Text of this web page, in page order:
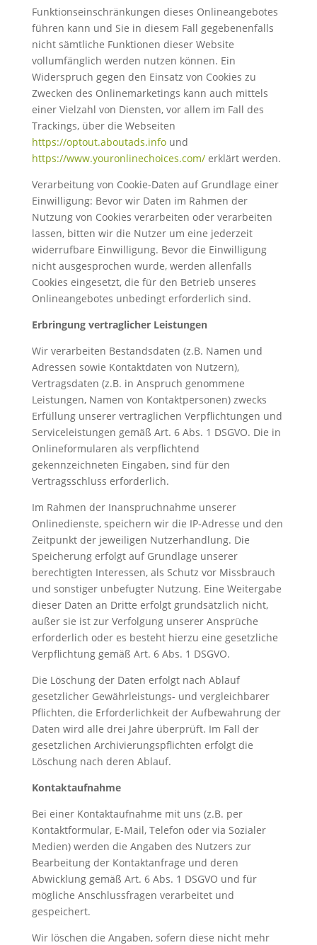
Funktionseinschränkungen dieses Onlineangebotes
führen kann und Sie in diesem Fall gegebenenfalls
nicht sämtliche Funktionen dieser Website
vollumfänglich werden nutzen können. Ein
Widerspruch gegen den Einsatz von Cookies zu
Zwecken des Onlinemarketings kann auch mittels
einer Vielzahl von Diensten, vor allem im Fall des
Trackings, über die Webseiten
https://optout.aboutads.infound
https://www.youronlinechoices.com/erklärt werden.
Verarbeitung von Cookie-Daten auf Grundlage einer
Einwilligung: Bevor wir Daten im Rahmen der
Nutzung von Cookies verarbeiten oder verarbeiten
lassen, bitten wir die Nutzer um eine jederzeit
widerrufbare Einwilligung. Bevor die Einwilligung
nicht ausgesprochen wurde, werden allenfalls
Cookies eingesetzt, die für den Betrieb unseres
Onlineangebotes unbedingt erforderlich sind.
Erbringung vertraglicher Leistungen
Wir verarbeiten Bestandsdaten (z.B. Namen und
Adressen sowie Kontaktdaten von Nutzern),
Vertragsdaten (z.B. in Anspruch genommene
Leistungen, Namen von Kontaktpersonen) zwecks
Erfüllung unserer vertraglichen Verpflichtungen und
Serviceleistungen gemäß Art. 6 Abs. 1 DSGVO. Die in
Onlineformularen als verpflichtend
gekennzeichneten Eingaben, sind für den
Vertragsschluss erforderlich.
Im Rahmen der Inanspruchnahme unserer
Onlinedienste, speichern wir die IP-Adresse und den
Zeitpunkt der jeweiligen Nutzerhandlung. Die
Speicherung erfolgt auf Grundlage unserer
berechtigten Interessen, als Schutz vor Missbrauch
und sonstiger unbefugter Nutzung. Eine Weitergabe
dieser Daten an Dritte erfolgt grundsätzlich nicht,
außer sie ist zur Verfolgung unserer Ansprüche
erforderlich oder es besteht hierzu eine gesetzliche
Verpflichtung gemäß Art. 6 Abs. 1 DSGVO.
Die Löschung der Daten erfolgt nach Ablauf
gesetzlicher Gewährleistungs- und vergleichbarer
Pflichten, die Erforderlichkeit der Aufbewahrung der
Daten wird alle drei Jahre überprüft. Im Fall der
gesetzlichen Archivierungspflichten erfolgt die
Löschung nach deren Ablauf.
Kontaktaufnahme
Bei einer Kontaktaufnahme mit uns (z.B. per
Kontaktformular, E-Mail, Telefon oder via Sozialer
Medien) werden die Angaben des Nutzers zur
Bearbeitung der Kontaktanfrage und deren
Abwicklung gemäß Art. 6 Abs. 1 DSGVO und für
mögliche Anschlussfragen verarbeitet und
gespeichert.
Wir löschen die Angaben, sofern diese nicht mehr